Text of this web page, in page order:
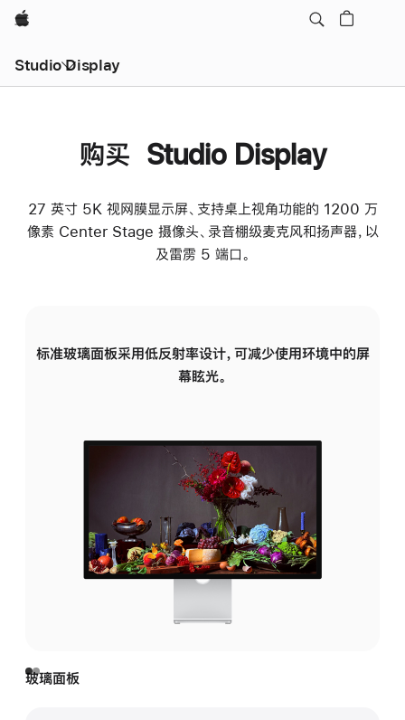
Apple
Studio Display
购买 Studio Display
27 英寸 5K 视网膜显示屏、支持桌上视角功能的 1200 万
像素 Center Stage 摄像头、录音棚级麦克风和扬声器，以
及雷雳 5 端口。
标准玻璃面板采用低反射率设计，可减少使用环境中的屏
幕眩光。
玻璃面板